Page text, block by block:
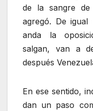
de la sangre de
agregó. De igual
anda la
salgan, van a
después
En ese sentido,
dan un paso